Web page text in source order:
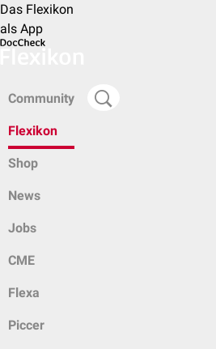
Das Flexikon
als App
Community
Flexikon
Shop
News
Jobs
CME
Flexa
Piccer